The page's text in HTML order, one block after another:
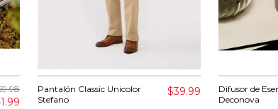
Pantalón Classic Unicolor
Stefano
$39.99
Difusor de
Deconova